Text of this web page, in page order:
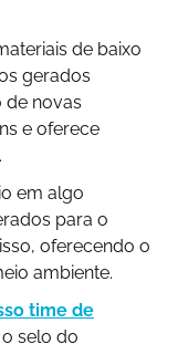
de baixo
gerados
de novas
e oferece
em algo
para o
oferecendo o
ambiente.
time de
selo do